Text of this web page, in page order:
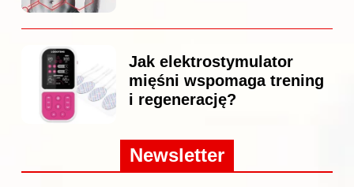
Jak elektrostymulator
mięśni wspomaga trening
i regenerację?
Newsletter